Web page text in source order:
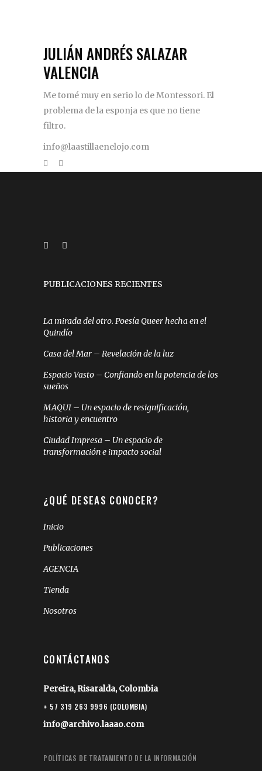
JULIÁN ANDRÉS SALAZAR
VALENCIA
Me tomé muy en serio lo de Montessori. El
problema de la esponja es que no tiene
filtro.
info@laastillaenelojo.com
PUBLICACIONES RECIENTES
La mirada del otro. Poesía Queer hecha en el
Quindío
Casa del Mar – Revelación de la luz
Espacio Vasto – Confiando en la potencia de los
sueños
MAQUI – Un espacio de resignificación,
historia y encuentro
Ciudad Impresa – Un espacio de
transformación e impacto social
¿QUÉ DESEAS CONOCER?
Inicio
Publicaciones
AGENCIA
Tienda
Nosotros
CONTÁCTANOS
Pereira, Risaralda, Colombia
+ 57 319 263 9996 (COLOMBIA)
info@archivo.laaao.com
POLÍTICAS DE TRATAMIENTO DE LA INFORMACIÓN